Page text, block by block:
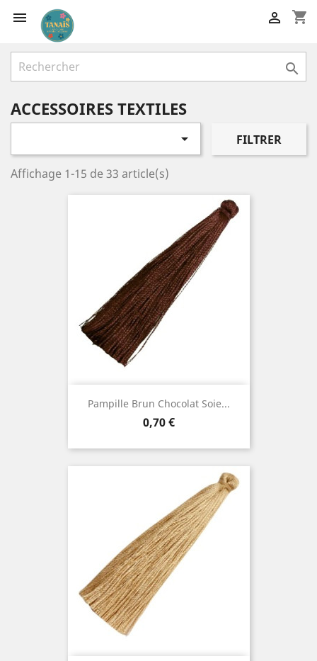
 shopping_cart


ACCESSOIRES TEXTILES
 FILTRER
Affichage 1-15 de 33 article(s)
Pampille Brun Chocolat Soie...
Prix
0,70 €